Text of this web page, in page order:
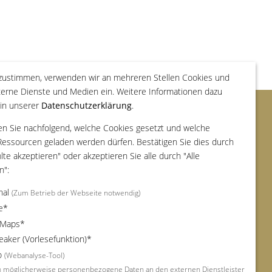
Rechtliches & Infos
Startseite
Service
Seitenübersicht
Impressum
verwenden wir an mehreren Stellen Cookies und
Dienste und Medien ein. Weitere Informationen dazu
unserer Datenschutzerklärung.
Sie nachfolgend, welche Cookies gesetzt und welche
geladen werden dürfen. Bestätigen Sie dies durch
akzeptieren" oder akzeptieren Sie alle durch "Alle
(Zum Betrieb der Webseite notwendig)
(Vorlesefunktion)*
(Webanalyse-Tool)
möglicherweise personenbezogene Daten an den externen Dienstleister